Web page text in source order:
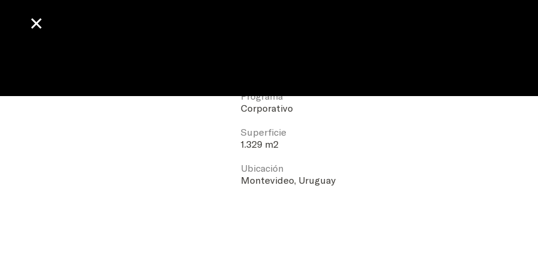
✕
✕
Programa
Corporativo
Superficie
1.329 m2
Ubicación
Montevideo, Uruguay